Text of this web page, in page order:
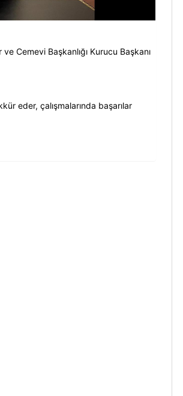
Cemevi Başkanlığı Kurucu Başkanı
eder, çalışmalarında başarılar